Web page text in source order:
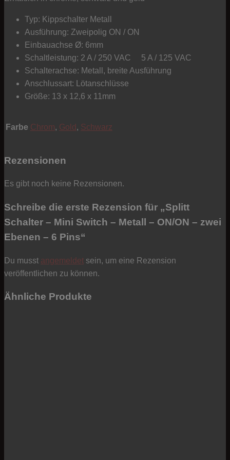
Menge
Typ: Kippschalter Metall
Ausführung: Zweipolig ON / ON
Einbauachse Ø: 6mm
Schaltleistung: 2 A / 250 VAC 5 A / 125 VAC
Schalterachse: Metall, breite Ausführung
Anschlussart: Lötanschlüsse
Größe: 13 x 12,6 x 11mm
Farbe Chrom, Gold , Schwarz
Rezensionen
Es gibt noch keine Rezensionen.
Schreibe die erste Rezension für „Splitt
Schalter – Mini Switch – Metall – ON/ON – zwei
Ebenen – 6 Pins“
Du musst angemeldet sein, um eine Rezension
veröffentlichen zu können.
Ähnliche Produkte